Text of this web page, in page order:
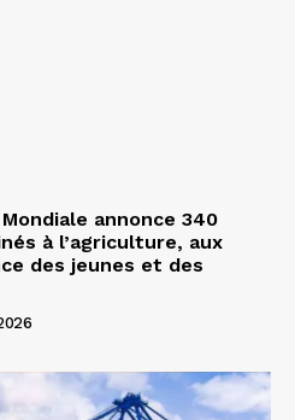
annonce 340
à l’agriculture, aux
des jeunes et des